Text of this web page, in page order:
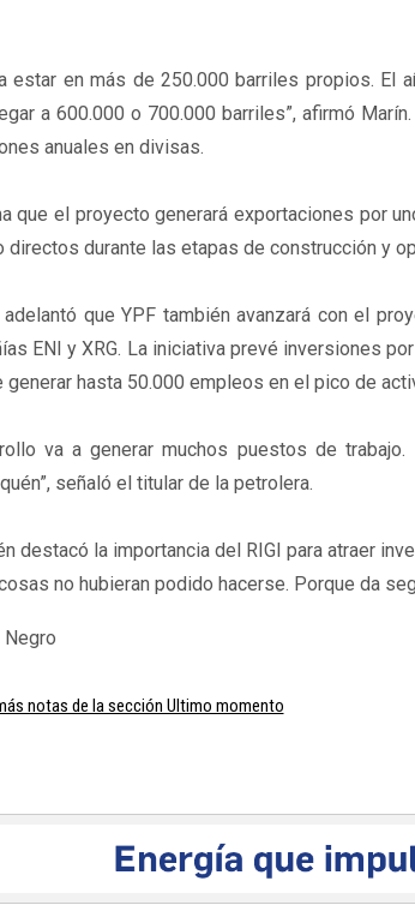
estar en más de 250.000 barriles propios.
a 600.000 o 700.000 barriles”, afirmó
anuales en divisas.
que el proyecto generará exportaciones por
directos durante las etapas de construcción y
adelantó que YPF también avanzará con el
ENI y XRG. La iniciativa prevé inversiones
hasta 50.000 empleos en el pico de
va a generar muchos puestos de
señaló el titular de la petrolera.
destacó la importancia del RIGI para atraer
no hubieran podido hacerse. Porque da
notas de la sección Ultimo momento